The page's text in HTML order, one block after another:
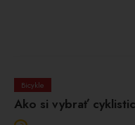
Bicykle
Ako si vybrať